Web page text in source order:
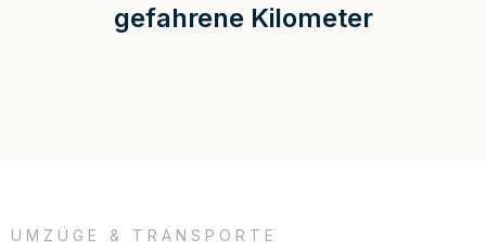
gefahrene Kilometer
UMZÜGE & TRANSPORTE